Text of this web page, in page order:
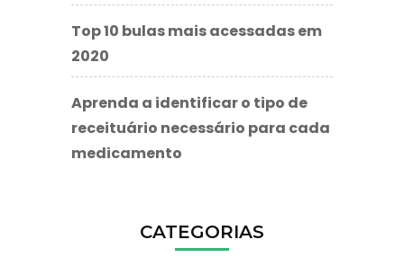
Top 10 bulas mais acessadas em
2020
Aprenda a identificar o tipo de
receituário necessário para cada
medicamento
CATEGORIAS